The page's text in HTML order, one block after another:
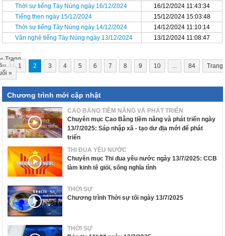
Thời sự tiếng Tày Nùng ngày 16/12/2024
16/12/2024 11:43:34
Tiếng then ngày 15/12/2024
15/12/2024 15:03:48
Thời sự tiếng Tày Nùng ngày 14/12/2024
14/12/2024 11:10:14
Văn nghệ tiếng Tày Nùng ngày 13/12/2024
13/12/2024 11:08:47
«Trang
1 2 3 4 5 6 7 8 9 10 ... 84
Trang
»
Chương trình mới cập nhật
CAO BẰNG TIỀM NĂNG VÀ PHÁT TRIỂN
Chuyên mục Cao Bằng tiềm năng và phát triển ngày
13/7/2025: Sáp nhập xã - tạo dư địa mới để phát
triển
THI ĐUA YÊU NƯỚC
Chuyên mục Thi đua yêu nước ngày 13/7/2025: CCB
làm kinh tế giỏi, sống nghĩa tình
THỜI SỰ
Chương trình Thời sự tối ngày 13/7/2025
THỜI SỰ